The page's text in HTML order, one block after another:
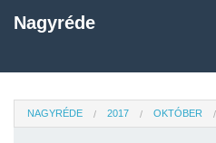
Nagyréde
NAGYRÉDE 2017 OKTÓBER